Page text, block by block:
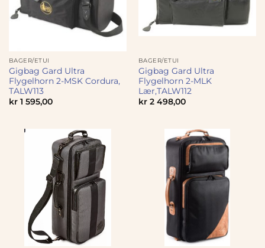
BAGER/ETUI
Gigbag Gard Ultra
Flygelhorn 2-MSK Cordura,
TALW113
kr1 595,00
BAGER/ETUI
Gigbag Gard Ultra
Flygelhorn 2-MLK
Lær,TALW112
kr2 498,00